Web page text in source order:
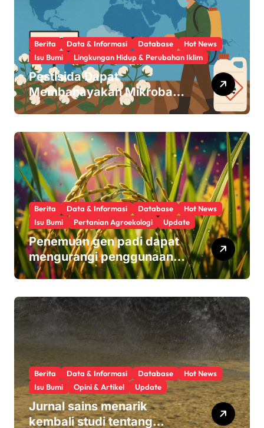
Berita Data & Informasi Database
Hot News
Isu Bumi
Lingkungan Hidup & Perubahan Iklim
Pestisida Dapat
Membahayakan Mikroba
Usus Kita
Berita Data & Informasi Database
Hot News
Isu Bumi
Pertanian Agroekologi Update
Penemuan gen padi dapat
mengurangi penggunaan
pupuk sekaligus melindungi
Berita Data & Informasi Database
Hot News
Isu Bumi
Opini & Artikel Update
Jurnal sains menarik
kembali studi tentang